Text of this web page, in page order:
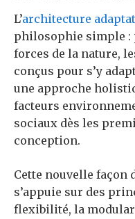
L’architecture
philosophie simple :
forces de la nature,
conçus pour s’y
une approche
facteurs
sociaux dès les
conception.
Cette nouvelle façon
s’appuie sur des
flexibilité, la